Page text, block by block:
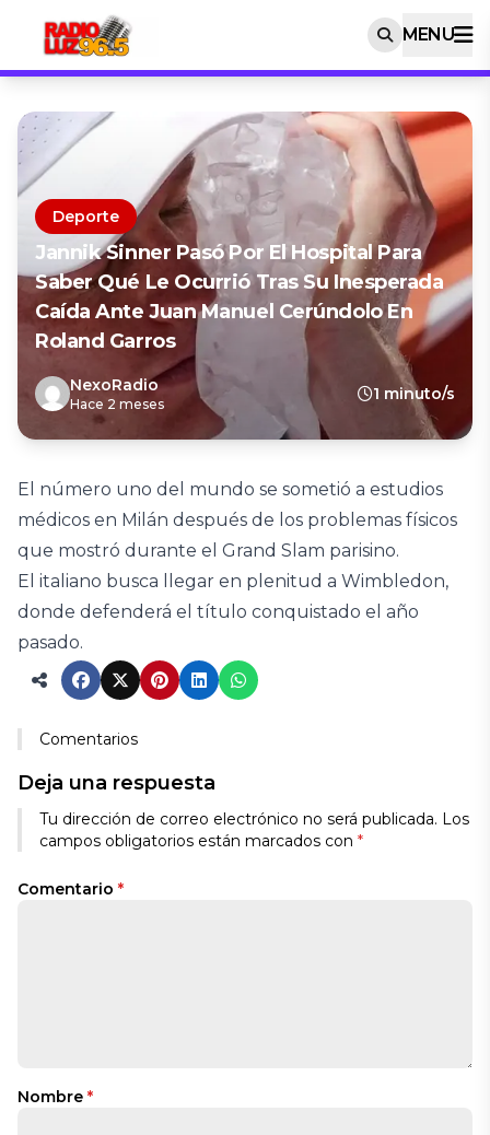
MENU
Deporte
Jannik Sinner Pasó Por El Hospital Para
Saber Qué Le Ocurrió Tras Su Inesperada
Caída Ante Juan Manuel Cerúndolo En
Roland Garros
NexoRadio
Hace 2 meses
1 minuto/s
El número uno del mundo se sometió a estudios
médicos en Milán después de los problemas físicos
que mostró durante el Grand Slam parisino.
El italiano busca llegar en plenitud a Wimbledon,
donde defenderá el título conquistado el año
pasado.
Comentarios
Deja una respuesta
Tu dirección de correo electrónico no será publicada. Los
campos obligatorios están marcados con *
Comentario *
Nombre *